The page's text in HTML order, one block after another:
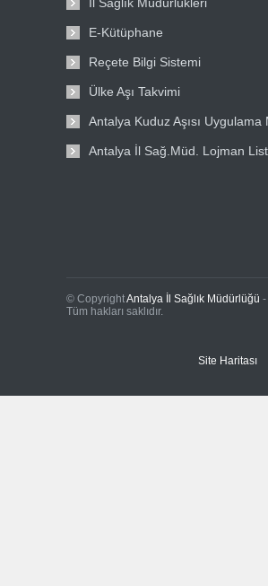
İl Sağlık Müdürlükleri
E-Kütüphane
Reçete Bilgi Sistemi
Ülke Aşı Takvimi
Antalya Kuduz Aşısı Uygulama
Antalya İl Sağ.Müd. Lojman
© CopyrightAntalya İl Sağlık Müdürlüğü -
Tüm hakları saklıdır.
Site Haritası